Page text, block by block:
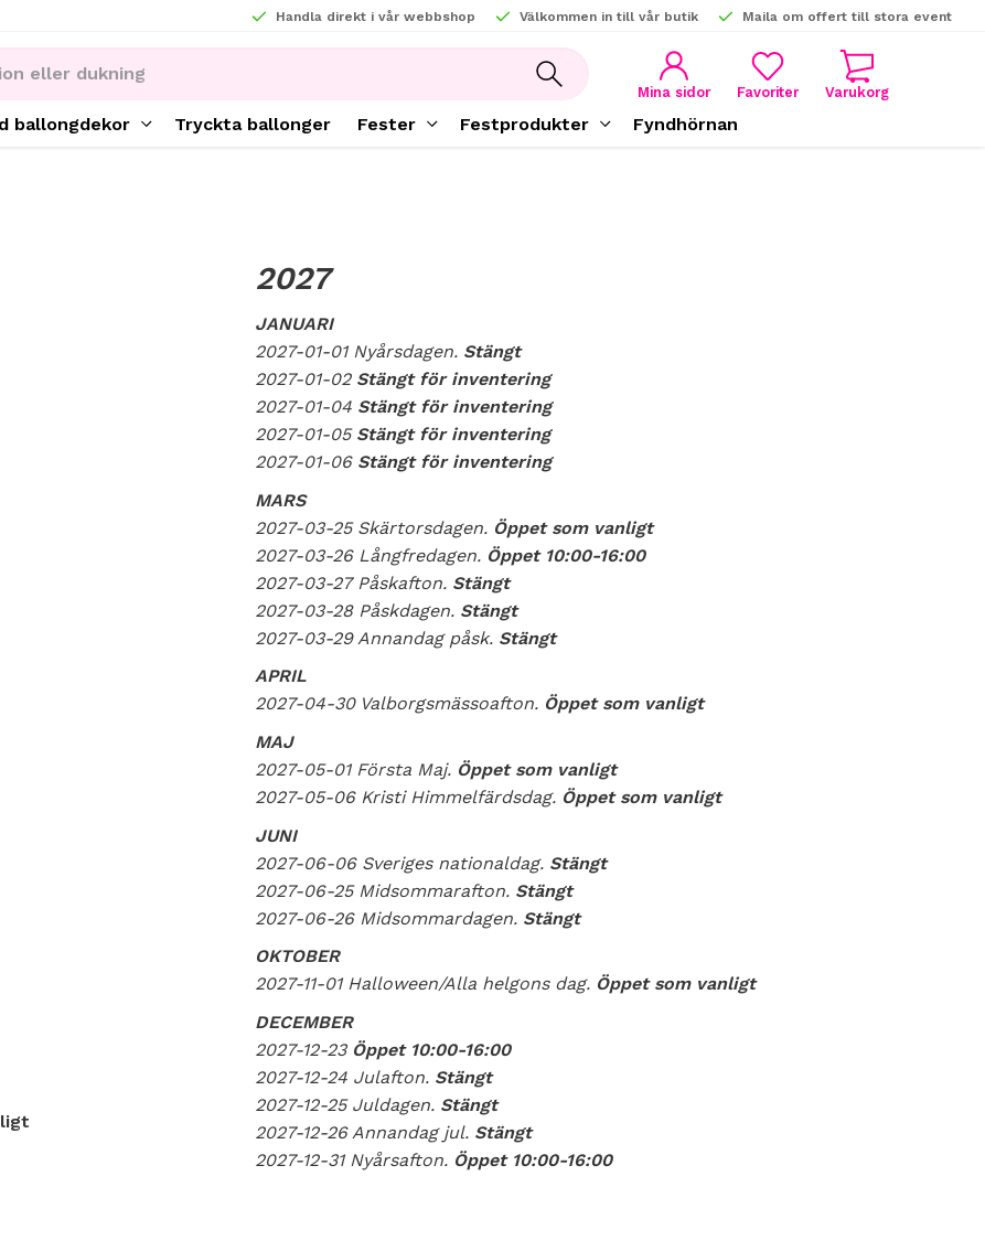
Handla direkt i vår webbshop Välkommen in till vår butik Maila om offert till stora event
Mina sidor
FAVORITER
KUNDVAGN
ballongdekor Tryckta ballonger Fester Festprodukter Fyndhörnan
2027
JANUARI
2027-01-01 Nyårsdagen. Stängt
2027-01-02 Stängt för inventering
2027-01-04 Stängt för inventering
2027-01-05 Stängt för inventering
2027-01-06 Stängt för inventering
MARS
2027-03-25 Skärtorsdagen. Öppet som vanligt
2027-03-26 Långfredagen. Öppet 10:00-16:00
2027-03-27 Påskafton. Stängt
2027-03-28 Påskdagen. Stängt
2027-03-29 Annandag påsk. Stängt
APRIL
2027-04-30 Valborgsmässoafton. Öppet som vanligt
MAJ
2027-05-01 Första Maj. Öppet som vanligt
2027-05-06 Kristi Himmelfärdsdag. Öppet som vanligt
JUNI
2027-06-06 Sveriges nationaldag. Stängt
2027-06-25 Midsommarafton. Stängt
2027-06-26 Midsommardagen. Stängt
OKTOBER
2027-11-01 Halloween/Alla helgons dag. Öppet som vanligt
DECEMBER
2027-12-23 Öppet 10:00-16:00
2027-12-24 Julafton. Stängt
2027-12-25 Juldagen. Stängt
2027-12-26 Annandag jul. Stängt
2027-12-31 Nyårsafton. Öppet 10:00-16:00